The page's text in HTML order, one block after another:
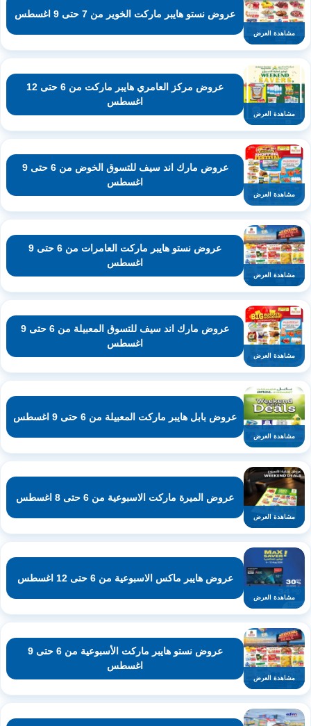
مشاهدة العرض
عروض نستو هايبر ماركت الخوير من 7 حتى 9 اغسطس
مشاهدة العرض
عروض مركز العامري هايبر ماركت من 6 حتى 12
اغسطس
مشاهدة العرض
عروض مارك اند سيف للتسوق الخوض من 6 حتى 9
اغسطس
مشاهدة العرض
عروض نستو هايبر ماركت العامرات من 6 حتى 9
اغسطس
مشاهدة العرض
عروض مارك اند سيف للتسوق المعبيلة من 6 حتى 9
اغسطس
مشاهدة العرض
عروض بابل هايبر ماركت المعبيلة من 6 حتى 9 اغسطس
مشاهدة العرض
عروض الميرة ماركت الاسبوعية من 6 حتى 8 اغسطس
مشاهدة العرض
عروض هايبر ماكس الاسبوعية من 6 حتى 12 اغسطس
مشاهدة العرض
عروض نستو هايبر ماركت الأسبوعية من 6 حتى 9
اغسطس